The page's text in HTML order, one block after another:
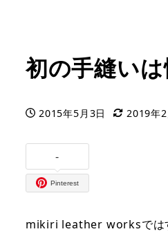
初の手縫いは
投稿日
2015年5月3日
更新日
2019年
-
Pinterest
mikiri leather worksでは